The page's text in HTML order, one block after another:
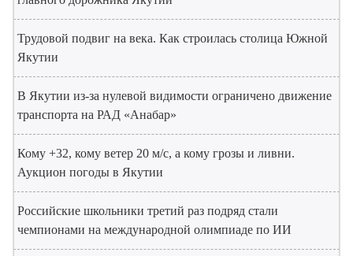
Трудовой подвиг на века. Как строилась столица Южной
Якутии
В Якутии из-за нулевой видимости ограничено движение
транспорта на РАД «Анабар»
Кому +32, кому ветер 20 м/с, а кому грозы и ливни.
Аукцион погоды в Якутии
Российские школьники третий раз подряд стали
чемпионами на международной олимпиаде по ИИ